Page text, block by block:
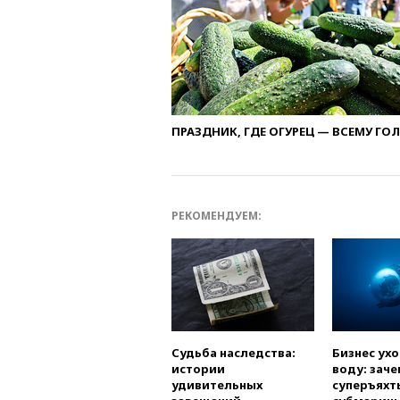
ПРАЗДНИК, ГДЕ ОГУРЕЦ — ВСЕМУ
РЕКОМЕНДУЕМ:
Судьба наследства:
истории
удивительных
Бизнес
воду: